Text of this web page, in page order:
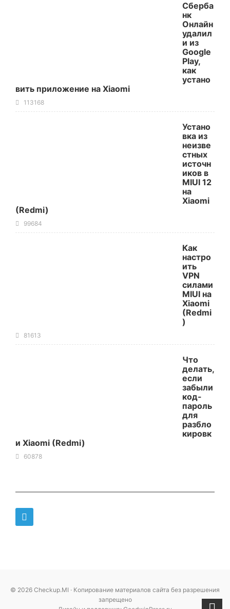
Сберба
нк
Онлайн
удалил
и из
Google
Play,
как
устано
вить приложение на Xiaomi
113168
Устано
вка из
неизве
стных
источн
иков в
MIUI 12
на
Xiaomi
(Redmi)
99684
Как
настро
ить
VPN
силами
MIUI на
Xiaomi
(Redmi
)
81613
Что
делать,
если
забыли
код-
пароль
для
разбло
кировк
и Xiaomi (Redmi)
60878
© 2026 Checkup.MI · Копирование материалов сайта без разрешения
запрещено